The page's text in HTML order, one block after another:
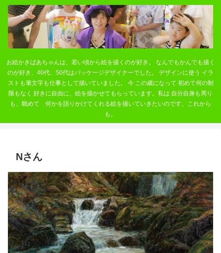
お絵かきばあちゃんは、若い頃から絵を描くのが好き。 なんでもかんでも描く
のが好き、40代、50代はパッケージデザイナーでした。 デザインに使う イラ
ストも筆文字も仕事として描いていました。 今 この歳になって 初めて何の制
限もなく 好きに自由に、絵を描かせてもらっています。私は 自分自身も周り
も、眺めて 何かを語りかけてくれる絵を描いていきたいのです、これから
も。
Nさん